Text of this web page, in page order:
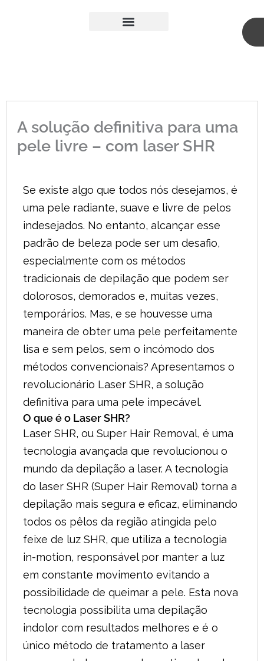
A solução definitiva para uma
pele livre – com laser SHR
Se existe algo que todos nós desejamos, é
uma pele radiante, suave e livre de pelos
indesejados. No entanto, alcançar esse
padrão de beleza pode ser um desafio,
especialmente com os métodos
tradicionais de depilação que podem ser
dolorosos, demorados e, muitas vezes,
temporários. Mas, e se houvesse uma
maneira de obter uma pele perfeitamente
lisa e sem pelos, sem o incómodo dos
métodos convencionais? Apresentamos o
revolucionário Laser SHR, a solução
definitiva para uma pele impecável.
O que é o Laser SHR?
Laser SHR, ou Super Hair Removal, é uma
tecnologia avançada que revolucionou o
mundo da depilação a laser. A tecnologia
do laser SHR (Super Hair Removal) torna a
depilação mais segura e eficaz, eliminando
todos os pêlos da região atingida pelo
feixe de luz SHR, que utiliza a tecnologia
in-motion, responsável por manter a luz
em constante movimento evitando a
possibilidade de queimar a pele. Esta nova
tecnologia possibilita uma depilação
indolor com resultados melhores e é o
único método de tratamento a laser